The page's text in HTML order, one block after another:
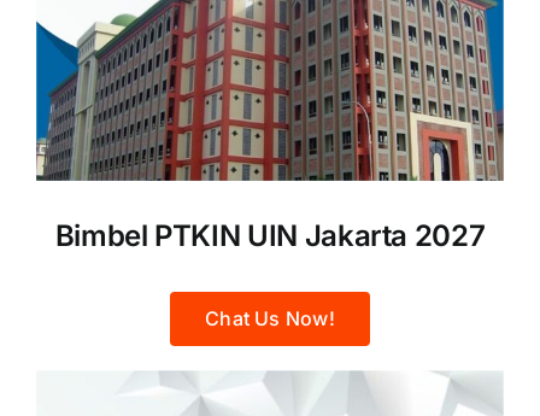
Bimbel PTKIN UIN Jakarta 2027
Chat Us Now!